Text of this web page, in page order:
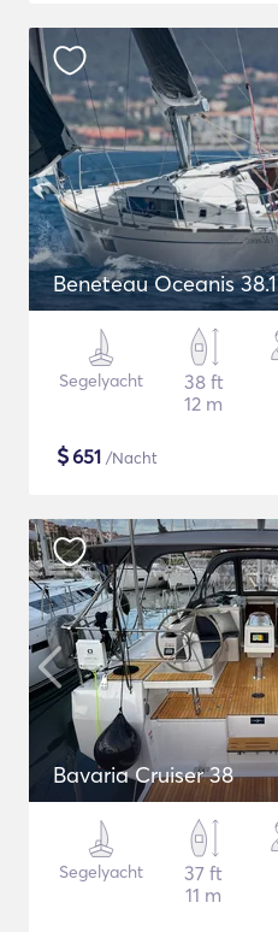
Beneteau Oceanis 38.1
Segelyacht
38 ft
12 m
$651 /Nacht
Bavaria Cruiser 38
Segelyacht
37 ft
11 m